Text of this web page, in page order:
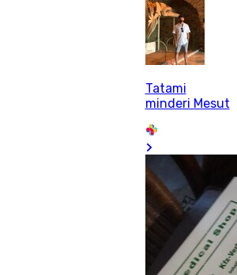
Tatami
minderi Mesut